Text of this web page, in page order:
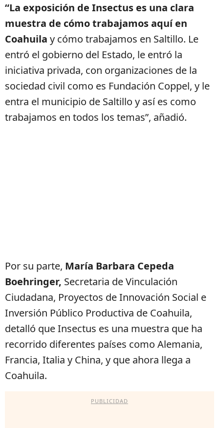
“La exposición de Insectus es una clara
muestra de cómo trabajamos aquí en
Coahuila y cómo trabajamos en Saltillo. Le
entró el gobierno del Estado, le entró la
iniciativa privada, con organizaciones de la
sociedad civil como es Fundación Coppel, y le
entra el municipio de Saltillo y así es como
trabajamos en todos los temas”, añadió.
Por su parte, María Barbara Cepeda
Boehringer, Secretaria de Vinculación
Ciudadana, Proyectos de Innovación Social e
Inversión Público Productiva de Coahuila,
detalló que Insectus es una muestra que ha
recorrido diferentes países como Alemania,
Francia, Italia y China, y que ahora llega a
Coahuila.
PUBLICIDAD